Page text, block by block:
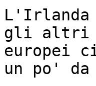
L'Irlanda
gli altri
europei
un po'